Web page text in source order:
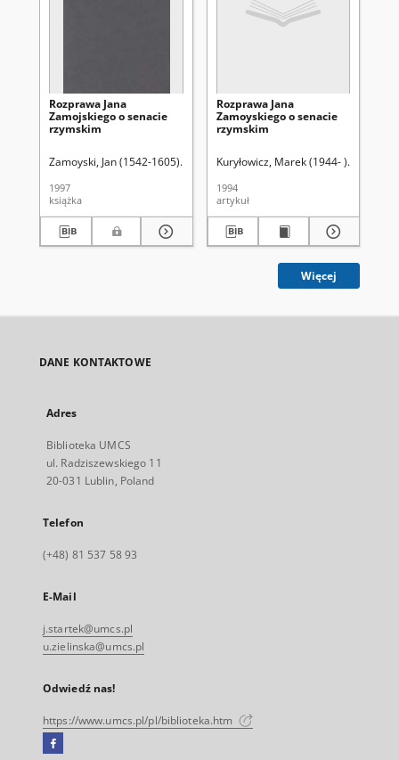
Rozprawa Jana
Zamojskiego o senacie
rzymskim
Zamoyski, Jan (1542-1605) Kuryłowicz, Marek (1944-) Witkowski,
1997
książka
Rozprawa Jana
Zamoyskiego o senacie
rzymskim
Kuryłowicz, Marek (1944- )
1994
artykuł
Więcej
DANE KONTAKTOWE
Adres
Biblioteka UMCS
ul. Radziszewskiego 11
20-031 Lublin, Poland
Telefon
(+48) 81 537 58 93
E-Mail
j.startek@umcs.pl
u.zielinska@umcs.pl
Odwiedź nas!
https://www.umcs.pl/pl/biblioteka.htm
Facebook